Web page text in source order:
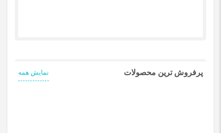
پرفروش ترین محصولات نمایش همه